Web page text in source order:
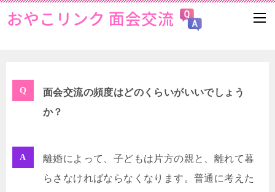
面会交流の頻度はどのくらいがいいでしょう
か？
離婚によって、子どもは片方の親と、離れて暮
らさなければならなくなります。普通に考えた